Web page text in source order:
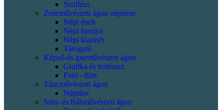
Szolfézs
Zeneművészeti ágon népzene
Népi ének
Népi furulya
Népi klarinét
Tárogató
Képző-és iparművészeti ágon
Grafika és festészet
Fotó - film
Táncművészeti ágon
Néptánc
Szín- és Bábművészeti ágon